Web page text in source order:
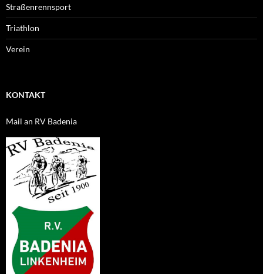
Straßenrennsport
Triathlon
Verein
KONTAKT
Mail an RV Badenia